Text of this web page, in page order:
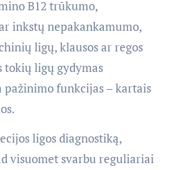
B12 trūkumo,
inkstų nepakankamumo,
ligų, klausos ar regos
ligų gydymas
funkcijas – kartais
ligos diagnostiką,
visuomet svarbu reguliariai